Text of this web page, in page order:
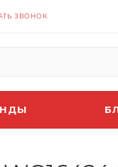
ЗВОНОК